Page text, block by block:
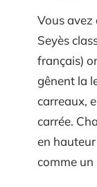
Vous avez
Seyès
français)
gênent la
carreaux,
carrée.
en
comme un